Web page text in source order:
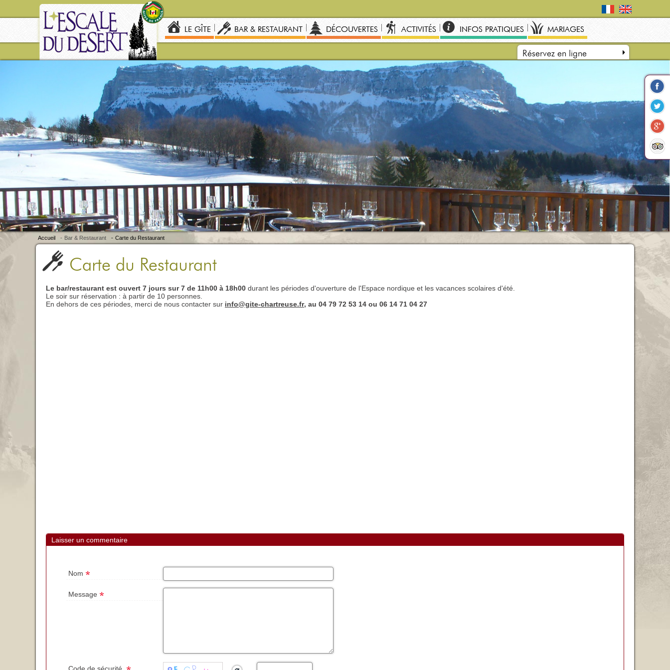
LE GÎTE BAR & RESTAURANT DÉCOUVERTES ACTIVITÉS INFOS PRATIQUES MARIAGES
Réservez en ligne
Accueil - Bar & Restaurant - Carte du Restaurant
Carte du Restaurant
Le bar/restaurant est ouvert 7 jours sur 7 de 11h00 à 18h00 durant les périodes d'ouverture de l'Espace nordique et les vacances scolaires d'été.
Le soir sur réservation : à partir de 10 personnes.
En dehors de ces périodes, merci de nous contacter sur info@gite-chartreuse.fr, au 04 79 72 53 14 ou 06 14 71 04 27
Laisser un commentaire
Nom
Message